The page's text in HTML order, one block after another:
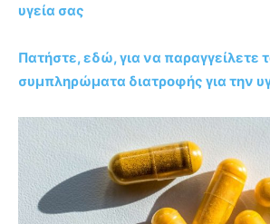
υγεία σας
Πατήστε, εδώ, για να παραγγείλετε
συμπληρώματα διατροφής για την